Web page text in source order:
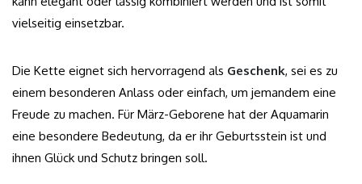
vielseitig einsetzbar.
Die Kette eignet sich hervorragend als Geschenk, sei es zu
einem besonderen Anlass oder einfach, um jemandem eine
Freude zu machen. Für März-Geborene hat der Aquamarin
eine besondere Bedeutung, da er ihr Geburtsstein ist und
ihnen Glück und Schutz bringen soll.